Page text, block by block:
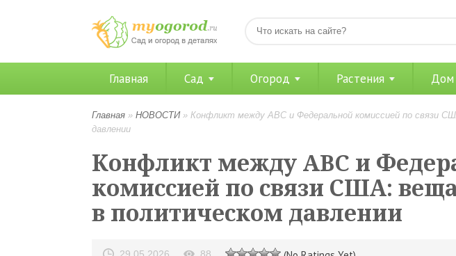
Главная Сад Огород Растения Дом
Главная » НОВОСТИ» Конфликт между ABC и Федеральной комиссией по связи
давлении
Конфликт между ABC и
комиссией по связи США:
в политическом давлении